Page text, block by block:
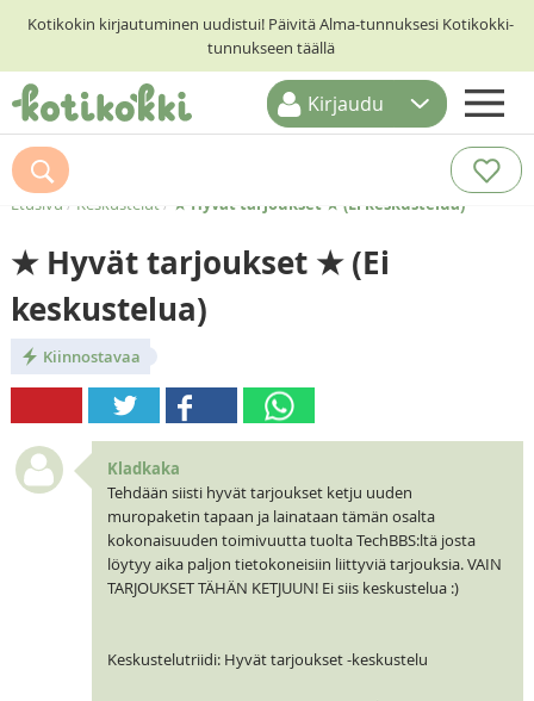
Kotikokin kirjautuminen uudistui! Päivitä Alma-tunnuksesi Kotikokki-
tunnukseen täällä
ETUSIVU
RESEPTIHAKU
RUOKATEEMAT
KESKUSTELUT
KOTIKOKIT
Kirjaudu
Etusivu / Keskustelut/ ★ Hyvät tarjoukset ★ (Ei keskustelua)
★ Hyvät tarjoukset ★ (Ei
keskustelua)
Kiinnostavaa
Kladkaka
Tehdään siisti hyvät tarjoukset ketju uuden
muropaketin tapaan ja lainataan tämän osalta
kokonaisuuden toimivuutta tuolta TechBBS:ltä josta
löytyy aika paljon tietokoneisiin liittyviä tarjouksia. VAIN
TARJOUKSET TÄHÄN KETJUUN! Ei siis keskustelua :)
Keskustelutriidi: Hyvät tarjoukset -keskustelu